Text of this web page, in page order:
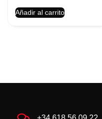
Añadir al carrito